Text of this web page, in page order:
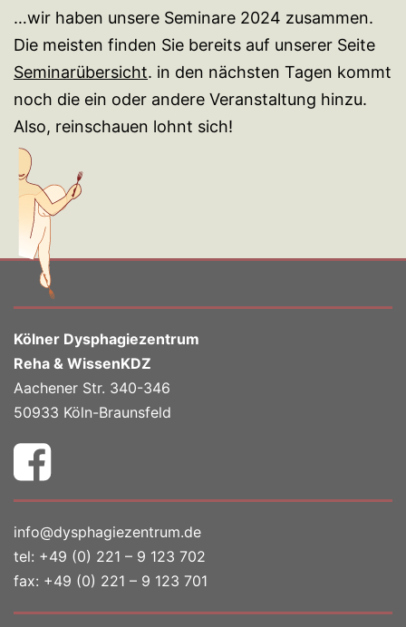
…wir haben unsere Seminare 2024 zusammen.
Die meisten finden Sie bereits auf unserer Seite
Seminarübersicht. in den nächsten Tagen kommt
noch die ein oder andere Veranstaltung hinzu.
Also, reinschauen lohnt sich!
Kölner Dysphagiezentrum
Reha & WissenKDZ
Aachener Str. 340-346
50933 Köln-Braunsfeld
info@dysphagiezentrum.de
tel: +49 (0) 221 – 9 123 702
fax: +49 (0) 221 – 9 123 701